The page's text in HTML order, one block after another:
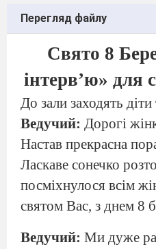
Перегляд файлу
Свято 8
інтерв’ю» для
До зали заходять
Ведучий: Дорогі
Настав прекрасна
Ласкаве сонечко
посміхнулося всім
святом Вас, з днем 8
Ведучий: Ми дуже